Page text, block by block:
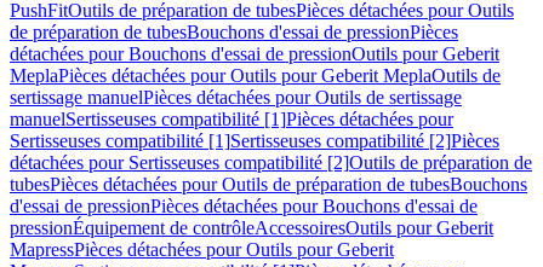
PushFitOutils de préparation de tubesPièces détachées pour Outils
de préparation de tubesBouchons d'essai de pressionPièces
détachées pour Bouchons d'essai de pressionOutils pour Geberit
MeplaPièces détachées pour Outils pour Geberit MeplaOutils de
sertissage manuelPièces détachées pour Outils de sertissage
manuelSertisseuses compatibilité [1]Pièces détachées pour
Sertisseuses compatibilité [1]Sertisseuses compatibilité [2]Pièces
détachées pour Sertisseuses compatibilité [2]Outils de préparation de
tubesPièces détachées pour Outils de préparation de tubesBouchons
d'essai de pressionPièces détachées pour Bouchons d'essai de
pressionÉquipement de contrôleAccessoiresOutils pour Geberit
MapressPièces détachées pour Outils pour Geberit